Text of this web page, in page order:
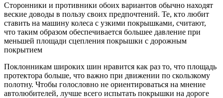
Сторонники и противники обоих вариантов обычно находят
веские доводы в пользу своих предпочтений. Те, кто любит
ставить на машину колеса с узкими покрышками, считают,
что таким образом обеспечивается большее давление при
меньшей площади сцепления покрышки с дорожным
покрытием
Поклонникам широких шин нравится как раз то, что площадь
протектора больше, что важно при движении по скользкому
полотну. Чтобы голословно не ориентироваться на мнение
автолюбителей, лучше всего испытать покрышки на дороге